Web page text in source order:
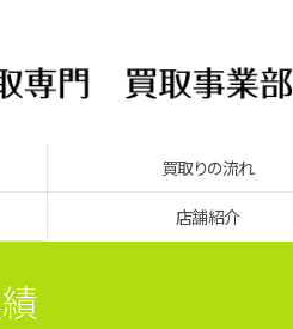
買取りの流れ
店舗紹介